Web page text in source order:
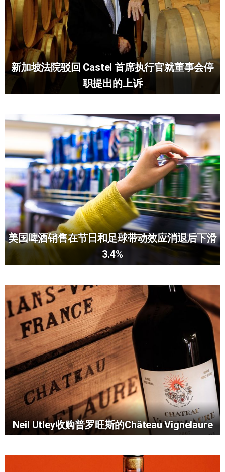
新加坡法院驳回 Castel 首席执行官就董事会停
职提出的上诉
美国啤酒销售在节日和足球带动效应消退后下滑
3.4%
Neil Utley收购普罗旺斯的Château Vignelaure